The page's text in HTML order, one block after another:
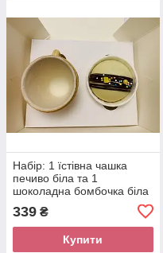
Набір: 1 їстівна чашка
печиво біла та 1
шоколадна бомбочка біла
339 ₴
Купити